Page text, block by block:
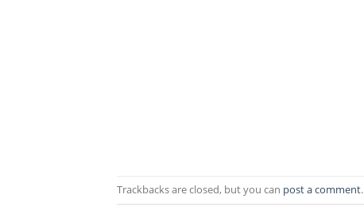
Trackbacks are closed, but you can post a comment.